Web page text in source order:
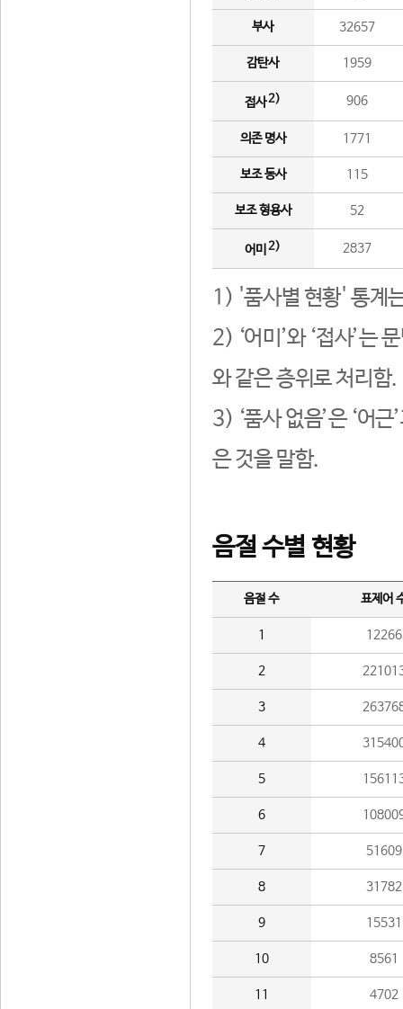
부사 32657
감탄사 1959
접사2) 906
의존 명사 1771
보조 동사 115
보조 형용사 52
어미 2) 2837
1) '품사별 현황' 통계
2) ‘어미’와 ‘접사’는
와 같은 층위로 처리함.
3) ‘품사 없음’은 ‘어
은 것을 말함.
음절 수별 현황
음절 수 표제어
1 12266
2
3
4
5
6
7 51609
8 31782
9 15531
10 8561
11 4702